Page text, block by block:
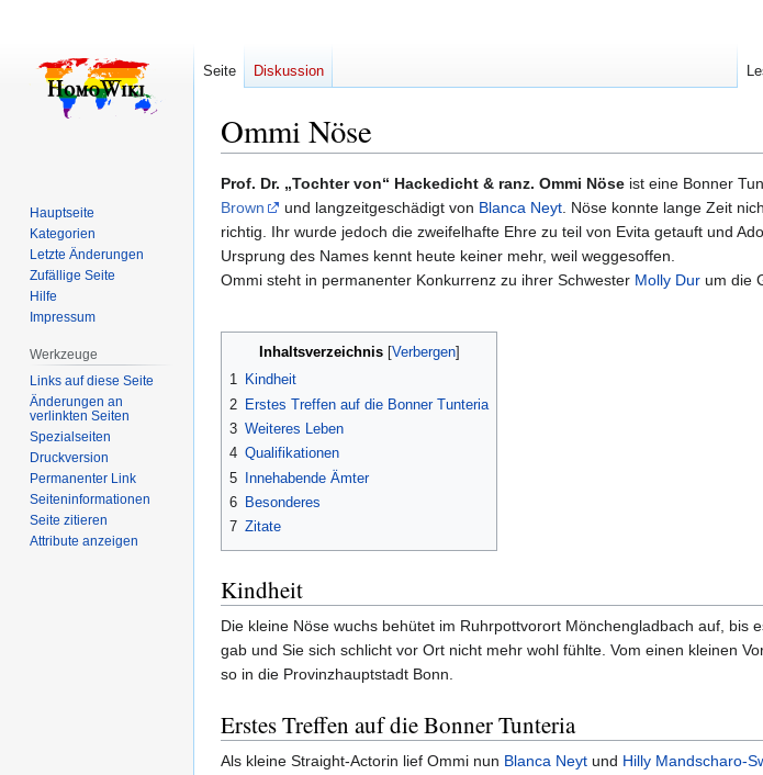
Ommi Nöse
Zur
Navigation
springen
Zur
Suche
springen
Prof. Dr. „Tochter von“ Hackedicht & ranz. Ommi Nöse ist eine Bonner
Brown
und langzeitgeschädigt von Blanca Neyt. Nöse konnte lange Zeit
richtig. Ihr wurde jedoch die zweifelhafte Ehre zu teil von Evita getauft und
Ursprung des Names kennt heute keiner mehr, weil weggesoffen.
Ommi steht in permanenter Konkurrenz zu ihrer Schwester Molly Dur um die
Inhaltsverzeichnis
1 Kindheit
2 Erstes Treffen auf die Bonner Tunteria
3 Weiteres Leben
4 Qualifikationen
5
Innehabende Ämter
6 Besonderes
7 Zitate
Kindheit
Die kleine Nöse wuchs behütet im Ruhrpottvorort Mönchengladbach auf, bis
gab und Sie sich schlicht vor Ort nicht mehr wohl fühlte. Vom einen kleinen
so in die Provinzhauptstadt Bonn.
Erstes Treffen auf die Bonner Tunteria
Als kleine Straight-Actorin lief Ommi nun Blanca Neyt und Hilly Mandscharo-
Seite Diskussion
Hauptseite
Kategorien
Letzte Änderungen
Zufällige Seite
Hilfe
Impressum
Werkzeuge
Links auf diese Seite
Änderungen an
verlinkten Seiten
Spezialseiten
Druckversion
Permanenter Link
Seiten­­informationen
Seite zitieren
Attribute anzeigen